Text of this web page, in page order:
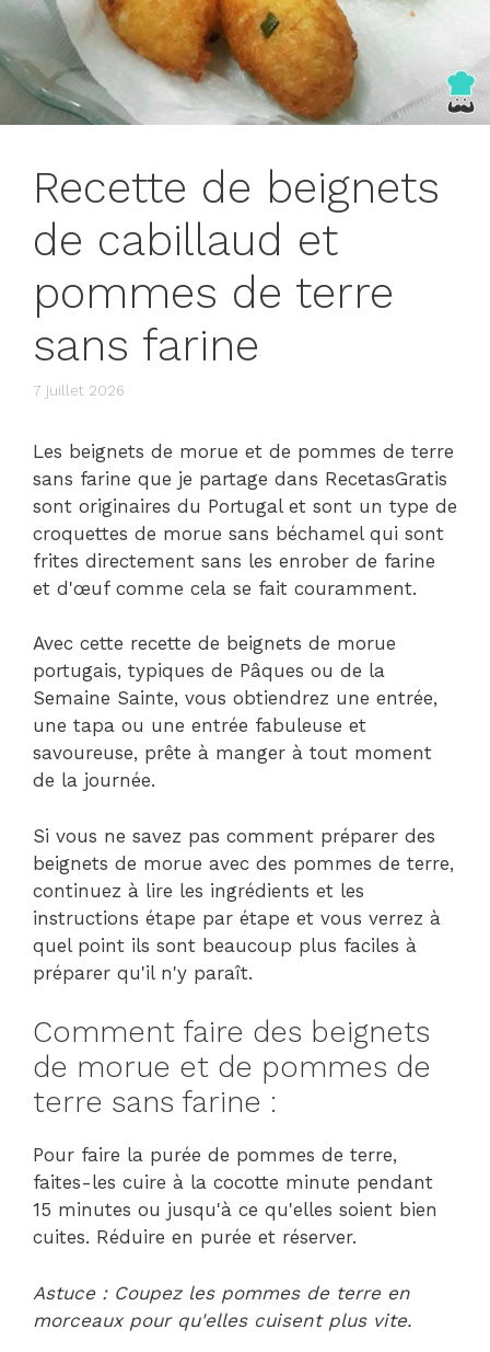
Recette de beignets
de cabillaud et
pommes de terre
sans farine
7 juillet 2026
Les beignets de morue et de pommes de terre
sans farine que je partage dans RecetasGratis
sont originaires du Portugal et sont un type de
croquettes de morue sans béchamel qui sont
frites directement sans les enrober de farine
et d'œuf comme cela se fait couramment.
Avec cette recette de beignets de morue
portugais, typiques de Pâques ou de la
Semaine Sainte, vous obtiendrez une entrée,
une tapa ou une entrée fabuleuse et
savoureuse, prête à manger à tout moment
de la journée.
Si vous ne savez pas comment préparer des
beignets de morue avec des pommes de terre,
continuez à lire les ingrédients et les
instructions étape par étape et vous verrez à
quel point ils sont beaucoup plus faciles à
préparer qu'il n'y paraît.
Comment faire des beignets
de morue et de pommes de
terre sans farine :
Pour faire la purée de pommes de terre,
faites-les cuire à la cocotte minute pendant
15 minutes ou jusqu'à ce qu'elles soient bien
cuites. Réduire en purée et réserver.
Astuce : Coupez les pommes de terre en
morceaux pour qu'elles cuisent plus vite.